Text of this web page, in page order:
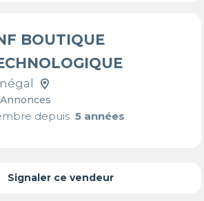
BOUTIQUE
depuis5 années
Signaler ce vendeur